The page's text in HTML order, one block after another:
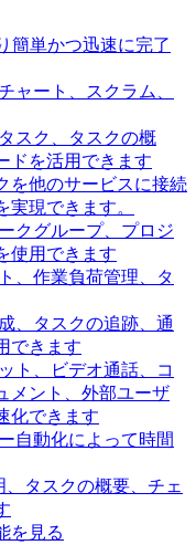
簡単かつ迅速に完了
ャート、スクラム、
スク、タスクの概
ドを活用できます
を他のサービスに接続
現できます。
クグループ、プロジ
使用できます
、作業負荷管理、タ
、タスクの追跡、通
できます
ト、ビデオ通話、コ
メント、外部ユーザ
化できます
自動化によって時間
タスクの概要、チェ
を見る